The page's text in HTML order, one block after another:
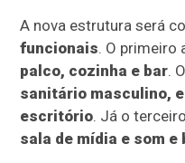
A nova estrutura será
funcionais. O primeiro
palco, cozinha e bar.
sanitário masculino,
escritório. Já o
sala de mídia e som